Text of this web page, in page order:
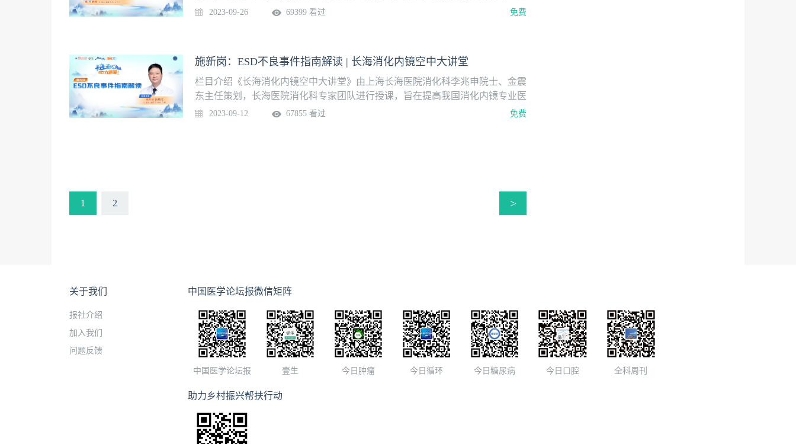
师的规范化培训水平。系列课分为内镜讲座、操作演示两大模块，2023年8月1日
排
2023-09-26 69399 看过 免费
施新岗：ESD不良事件指南解读 | 长海消化内镜空中大讲堂
栏目介绍《长海消化内镜空中大讲堂》由上海长海医院消化科李兆申院士、金震
东主任策划，长海医院消化科专家团队进行授课，旨在提高我国消化内镜专业医
师的规范化培训水平。系列课分为内镜讲座、操作演示两大模块，2023年8月1日
2023-09-12 67855 看过 免费
1 2 >
关于我们
报社介绍
加入我们
问题反馈
中国医学论坛报微信矩阵
中国医学论坛报 壹生 今日肿瘤 今日循环 今日糖尿病 今日口腔 全科周刊
助力乡村振兴帮扶行动